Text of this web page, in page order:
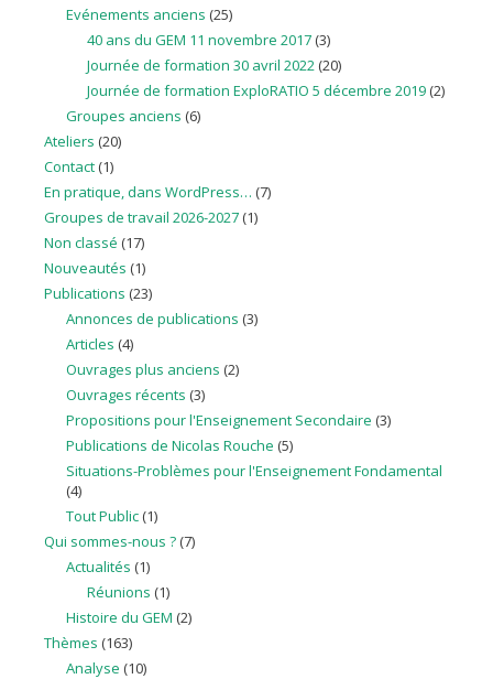
Evénements anciens (25)
40 ans du GEM 11 novembre 2017 (3)
Journée de formation 30 avril 2022 (20)
Journée de formation ExploRATIO 5 décembre 2019 (2)
Groupes anciens (6)
Ateliers (20)
Contact (1)
En pratique, dans WordPress… (7)
Groupes de travail 2026-2027 (1)
Non classé (17)
Nouveautés (1)
Publications (23)
Annonces de publications (3)
Articles (4)
Ouvrages plus anciens (2)
Ouvrages récents (3)
Propositions pour l'Enseignement Secondaire (3)
Publications de Nicolas Rouche (5)
Situations-Problèmes pour l'Enseignement Fondamental
(4)
Tout Public(1)
Qui sommes-nous ? (7)
Actualités (1)
Réunions (1)
Histoire du GEM (2)
Thèmes (163)
Analyse (10)